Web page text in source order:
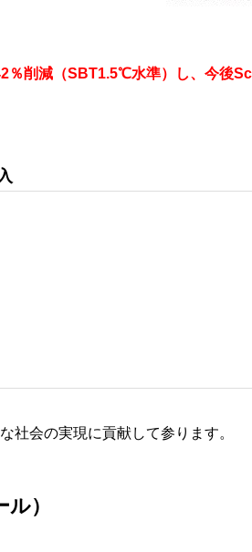
削減（SBT1.5℃水準）し、今後
社会の実現に貢献して参ります。
）